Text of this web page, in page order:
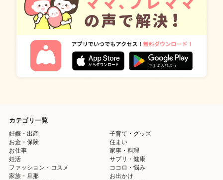
カテゴリ一覧
妊娠・出産
子育て・グッズ
お金・保険
住まい
お仕事
家事・料理
妊活
サプリ・健康
ファッション・コスメ
ココロ・悩み
家族・旦那
お出かけ